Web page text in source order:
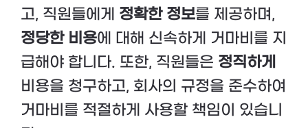
고, 직원들에게 정확한 정보를 제공하며,
정당한 비용에 대해 신속하게 거마비를 지
급해야 합니다. 또한, 직원들은 정직하게
비용을 청구하고, 회사의 규정을 준수하여
거마비를 적절하게 사용할 책임이 있습니